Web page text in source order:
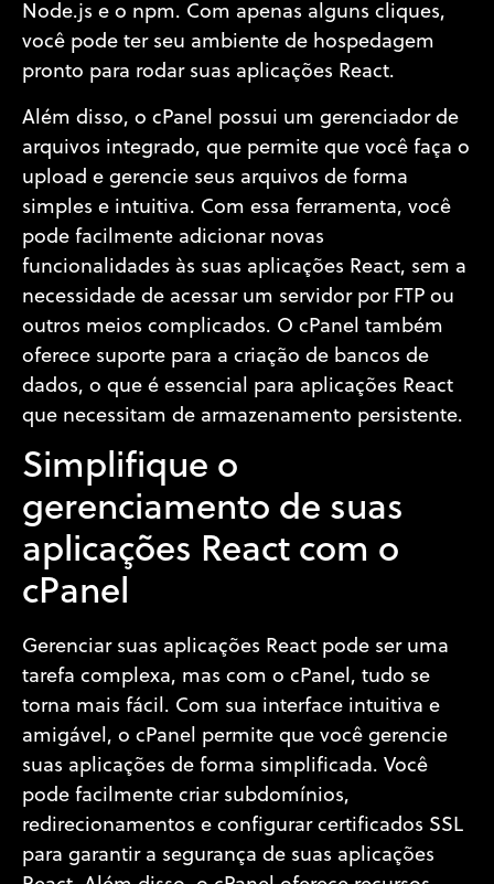
Node.js e o npm. Com apenas alguns cliques,
você pode ter seu ambiente de hospedagem
pronto para rodar suas aplicações React.
Além disso, o cPanel possui um gerenciador de
arquivos integrado, que permite que você faça o
upload e gerencie seus arquivos de forma
simples e intuitiva. Com essa ferramenta, você
pode facilmente adicionar novas
funcionalidades às suas aplicações React, sem a
necessidade de acessar um servidor por FTP ou
outros meios complicados. O cPanel também
oferece suporte para a criação de bancos de
dados, o que é essencial para aplicações React
que necessitam de armazenamento persistente.
Simplifique o
gerenciamento de suas
aplicações React com o
cPanel
Gerenciar suas aplicações React pode ser uma
tarefa complexa, mas com o cPanel, tudo se
torna mais fácil. Com sua interface intuitiva e
amigável, o cPanel permite que você gerencie
suas aplicações de forma simplificada. Você
pode facilmente criar subdomínios,
redirecionamentos e configurar certificados SSL
para garantir a segurança de suas aplicações